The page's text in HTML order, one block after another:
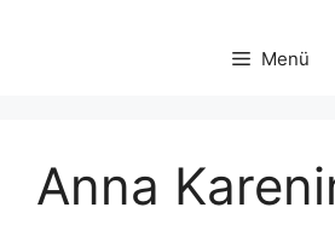
Menü
Anna